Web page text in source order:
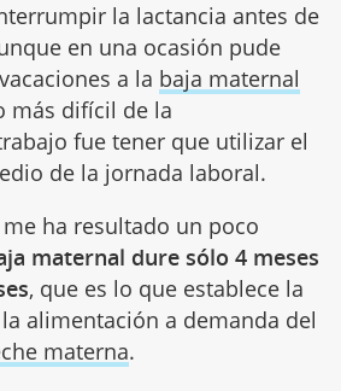
la lactancia antes de
en una ocasión pude
a la baja maternal
más difícil de la
fue tener que utilizar el
de la jornada laboral.
ha resultado un poco
maternal dure sólo 4 meses
, que es lo que establece la
alimentación a demanda del
materna.